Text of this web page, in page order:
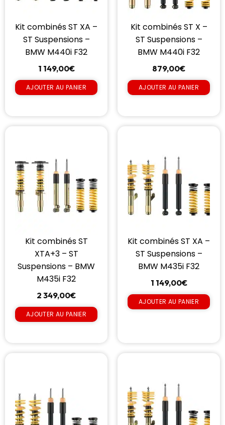
Kit combinés ST XA –
ST Suspensions –
BMW M440i F32
1 149,00€
AJOUTER AU PANIER
Kit combinés ST X –
ST Suspensions –
BMW M440i F32
879,00€
AJOUTER AU PANIER
Kit combinés ST
XTA+3 – ST
Suspensions – BMW
M435i F32
2 349,00€
AJOUTER AU PANIER
Kit combinés ST XA –
ST Suspensions –
BMW M435i F32
1 149,00€
AJOUTER AU PANIER